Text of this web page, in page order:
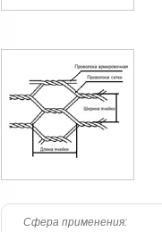
Сфера применения: